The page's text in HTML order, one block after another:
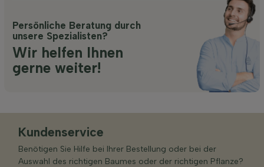
Persönliche Beratung durch
unsere Spezialisten?
Wir helfen Ihnen
gerne weiter!
Kundenservice
Benötigen Sie Hilfe bei Ihrer Bestellung oder bei der
Auswahl des richtigen Baumes oder der richtigen Pflanze?